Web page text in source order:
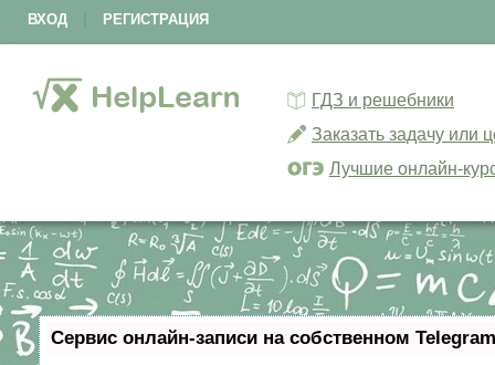
ВХОД РЕГИСТРАЦИЯ
ГДЗ и решебники
Заказать задачу или
Лучшие онлайн-
Сервис онлайн-записи на собственном